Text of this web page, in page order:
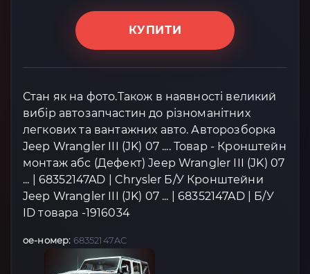
КУПИТИ
Стан як на фото.Також в наявності великий
вибір автозапчастин до різноманітних
легкових та вантажних авто. Авторозборка
Jeep Wrangler III (JK) 07 .... Товар - Кронштейн
монтаж абс (Дефект) Jeep Wrangler III (JK) 07
... | 68352147AD | Chrysler Б/У Кронштейни
Jeep Wrangler III (JK) 07 ... | 68352147AD | Б/У
ID товара -1916034
oe-номер: 68352147AC